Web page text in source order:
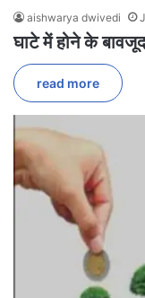
aishwarya dwivedi
घाटे में होने के
read more